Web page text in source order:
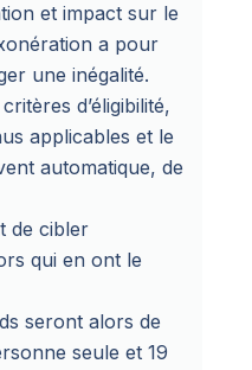
et impact sur le
a pour
une inégalité.
d’éligibilité,
applicables et le
automatique, de
de cibler
qui en ont le
seront alors de
seule et 19